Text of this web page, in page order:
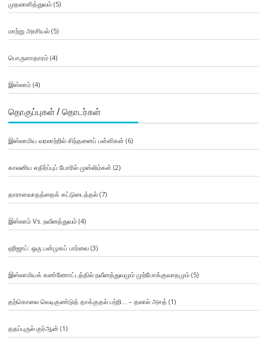
முதலாளித்துவம்(5)
மாற்று அரசியல்(5)
பொருளாதாரம்(4)
இஸ்லாம்(4)
தொகுப்புகள் / தொடர்கள்
இஸ்லாமிய வரலாற்றில் சிந்தனைப் பள்ளிகள் (6)
காலனிய எதிர்ப்புப் போரில் முஸ்லிம்கள் (2)
தாராளவாதத்தைக் கட்டுடைத்தல்(7)
இஸ்லாம் Vs. நவீனத்துவம்(4)
ஹிஜாப்: ஒரு பன்முகப் பார்வை(3)
இஸ்லாமியக் கண்ணோட்டத்தில் நவீனத்துவமும் முற்போக்குவாதமும்(5)
தற்கொலை வெடிகுண்டுத் தாக்குதல் பற்றி… – தலால் அசத் (1)
ததப்புருல் குர்ஆன் (1)